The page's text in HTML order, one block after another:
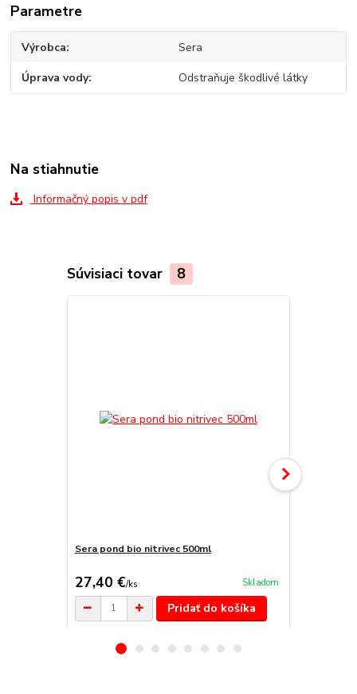
Parametre
Výrobca Sera
Úprava vody Odstraňuje škodlivé látky
Na stiahnutie
Informačný popis v pdf
Súvisiaci tovar 8
Sera pond bio nitrivec 500ml
27,40 €/ks Skladom
Pridať do košíka